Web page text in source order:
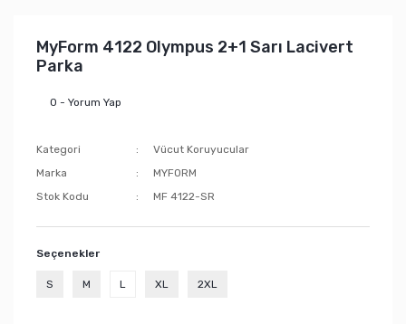
MyForm 4122 Olympus 2+1 Sarı Lacivert
Parka
0 - Yorum Yap
Kategori
Vücut Koruyucular
Marka
MYFORM
Stok Kodu
MF 4122-SR
Seçenekler
S M L XL 2XL